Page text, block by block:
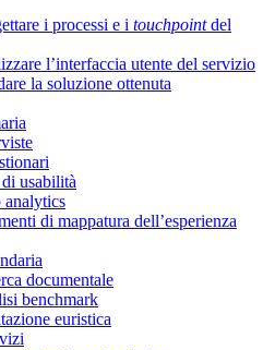
i processi e i touchpointdel
l’interfaccia utente del servizio
la soluzione ottenuta
usabilità
analytics
di mappatura dell’esperienza
documentale
benchmark
euristica